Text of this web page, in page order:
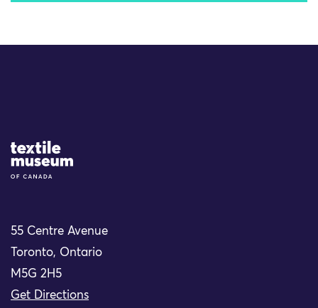
Site Logo
55 Centre Avenue
Toronto, Ontario
M5G 2H5
Get Directions